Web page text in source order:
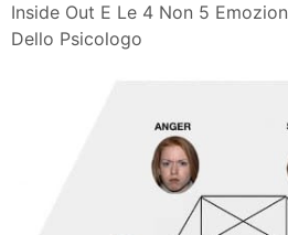
Inside Out E Le 4 Non 5
Dello Psicologo